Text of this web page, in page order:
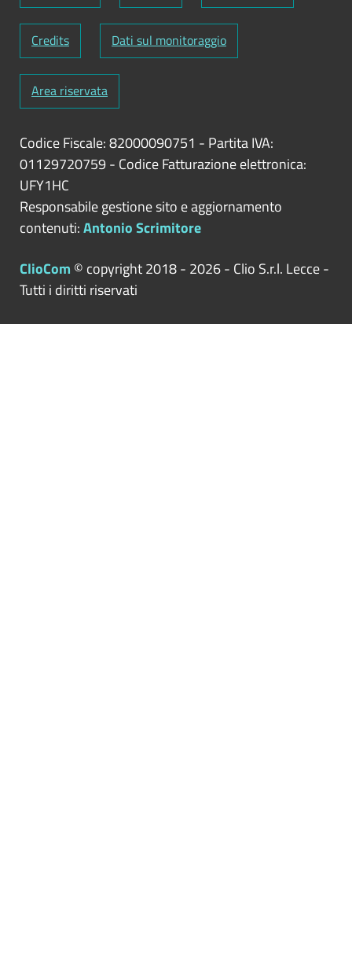
Credits Dati sul monitoraggio
Area riservata
Codice Fiscale: 82000090751 - Partita IVA:
01129720759- Codice Fatturazione elettronica:
UFY1HC
Responsabile gestione sito e aggiornamento
contenuti:Antonio Scrimitore
ClioCom © copyright 2018 - 2026 - Clio S.r.l. Lecce -
Tutti i diritti riservati